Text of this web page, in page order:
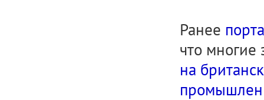
Ранее
что многие
на